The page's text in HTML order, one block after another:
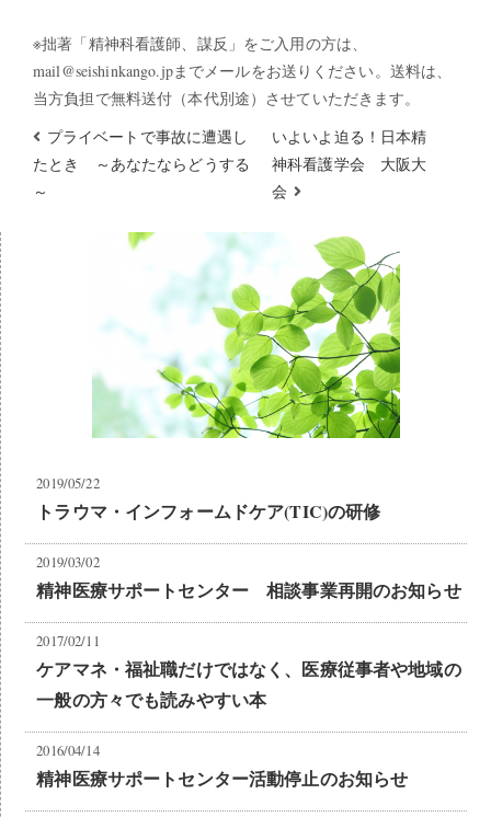
※拙著「精神科看護師、謀反」をご入用の方は、
mail@seishinkango.jpまでメールをお送りください。送料は、
当方負担で無料送付（本代別途）させていただきます。
プライベートで事故に遭遇し
たとき ～あなたならどうする
～
いよいよ迫る！日本精
神科看護学会 大阪大
会
2019/05/22
トラウマ・インフォームドケア(TIC)の研修
2019/03/02
精神医療サポートセンター 相談事業再開のお知らせ
2017/02/11
ケアマネ・福祉職だけではなく、医療従事者や地域の
一般の方々でも読みやすい本
2016/04/14
精神医療サポートセンター活動停止のお知らせ